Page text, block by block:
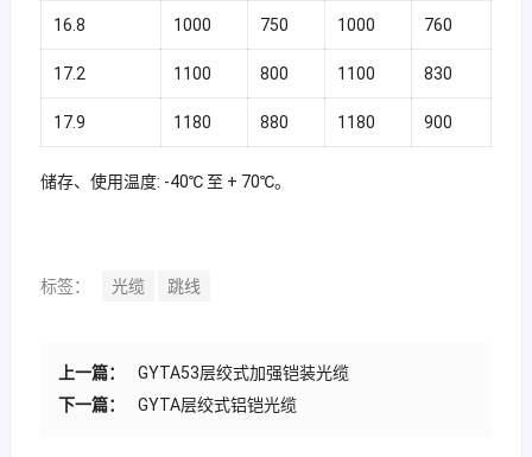
16.8 1000 750 1000 760
17.2 1100 800 1100 830
17.9 1180 880 1180 900
储存、使用温度: -40℃ 至 + 70℃。
标签： 光缆 跳线
上一篇：
GYTA53层绞式加强铠装光缆
下一篇：
GYTA层绞式铝铠光缆